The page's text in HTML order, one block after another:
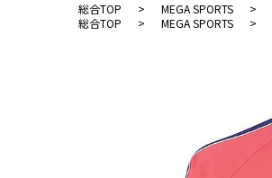
総合TOP > MEGA SPORTS >
総合TOP
> MEGA SPORTS >